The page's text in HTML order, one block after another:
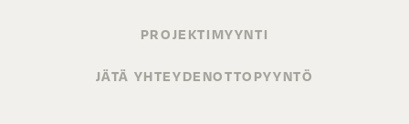
PROJEKTIMYYNTI
JÄTÄ YHTEYDENOTTOPYYNTÖ